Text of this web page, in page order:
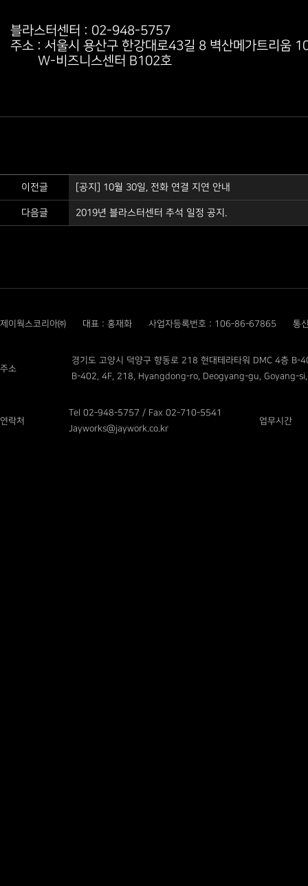
블라스터센터 : 02-948-5757
주소 : 서울시 용산구 한강대로43길 8 벽산메가트리움
W-비즈니스센터 B102호​
이전글 [공지] 10월 30일, 전화 연결 지연 안내
다음글 2019년 블라스터센터 추석 일정 공지.
제이웍스코리아㈜ 대표 : 홍재화 사업자등록번호 : 106-86-67865 통
주소
경기도 고양시 덕양구 향동로 218 현대테라타워 DMC 4층 B-
B-402, 4F, 218, Hyangdong-ro, Deogyang-gu, Goyang-
연락처
Tel 02-948-5757 / Fax 02-710-5541
Jayworks@jaywork.co.kr
업무시간